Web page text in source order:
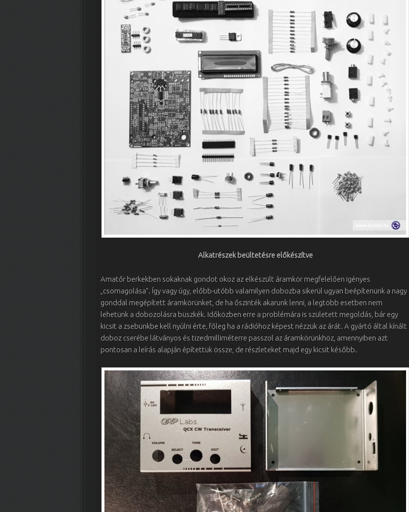
Alkatrészek beültetésre előkészítve
Amatőr berkekben sokaknak gondot okoz az elkészült áramkör megfelelően igényes
„csomagolása”. Így vagy úgy, előbb-utóbb valamilyen dobozba sikerül ugyan beépítenünk a nagy
gonddal megépített áramkörünket, de ha őszinték akarunk lenni, a legtöbb esetben nem
lehetünk a dobozolásra büszkék. Időközben erre a problémára is született megoldás, bár egy
kicsit a zsebünkbe kell nyúlni érte, főleg ha a rádióhoz képest nézzük az árát. A gyártó által kínált
doboz cserébe látványos és tizedmilliméterre passzol az áramkörünkhöz, amennyiben azt
pontosan a leírás alapján építettük össze, de részleteket majd egy kicsit később.